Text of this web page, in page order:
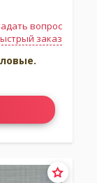
вопрос
заказ